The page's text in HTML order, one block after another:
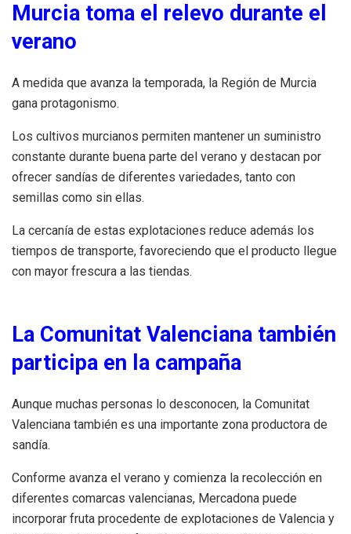
Murcia toma el relevo durante el
verano
A medida que avanza la temporada, la Región de Murcia
gana protagonismo.
Los cultivos murcianos permiten mantener un suministro
constante durante buena parte del verano y destacan por
ofrecer sandías de diferentes variedades, tanto con
semillas como sin ellas.
La cercanía de estas explotaciones reduce además los
tiempos de transporte, favoreciendo que el producto llegue
con mayor frescura a las tiendas.
La Comunitat Valenciana también
participa en la campaña
Aunque muchas personas lo desconocen, la Comunitat
Valenciana también es una importante zona productora de
sandía.
Conforme avanza el verano y comienza la recolección en
diferentes comarcas valencianas, Mercadona puede
incorporar fruta procedente de explotaciones de Valencia y